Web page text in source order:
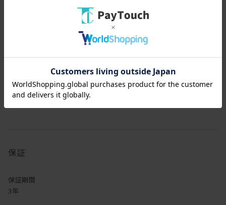
することで、木本来がもつ自然に近い 風合いや質感を生かした仕上
木の表面に塗膜を作らないため、直射日光による日焼けをしやす
く、 傷・水分によるシミがつきやすいことがデメリットと言えま
も言えます。
普段のお手入れは乾拭きで十分ですが、定期的にオイルを上塗りす
るメンテナンスを行えば、木に艶が戻り色はやや濃くなります。同
時に傷やシミは目立ちにくくもなります。
の経過とともに深い味わいを楽しむことができます。
床板：木枠,ウェービングテープ
ローソファ
アームなし
座面かため＋背もたれやわらかめ
張地選択可
クッションカバー取り外し可
フェザークッション
レザーソファ
ドライクリーニング
保証
保証期間
3年